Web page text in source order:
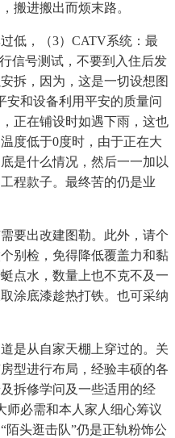
搬进搬出而烦末路。
，（3）CATV系统：最
信号测试，不要到入住后发
拆，因为，这是一切设想图
安和设备利用平安的质量问
正在铺设时如遇下雨，这也
度低于0度时，由于正在大
是什么情况，然后一一加以
程款子。最终苦的仍是业
出改建图勒。此外，请个
别检，免得降低覆盖力和黏
点水，数量上也不克不及一
涂底漆趁热打铁。也可采纳
从自家天棚上穿过的。关
型进行布局，经验丰硕的各
拆修学问及一些适用的经
师必需和本人家人细心筹议
头逛击队”仍是正轨粉饰公